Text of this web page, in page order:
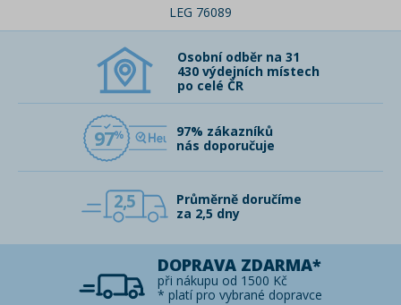
LEG 76089
Osobní odběr na 31
430 výdejních místech
po celé ČR
97
97% zákazníků
nás doporučuje
2,5
Průměrně doručíme
za 2,5 dny
DOPRAVA ZDARMA*
při nákupu od 1500 Kč
* platí pro vybrané dopravce